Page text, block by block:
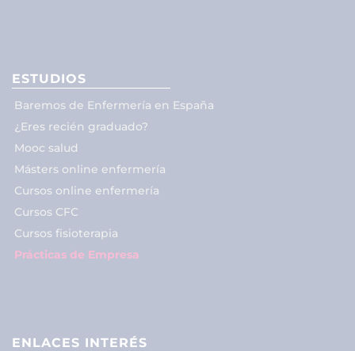
ESTUDIOS
Baremos de Enfermería en España
¿Eres recién graduado?
Mooc salud
Másters online enfermería
Cursos online enfermería
Cursos CFC
Cursos fisioterapia
Prácticas de Empresa
ENLACES INTERÉS